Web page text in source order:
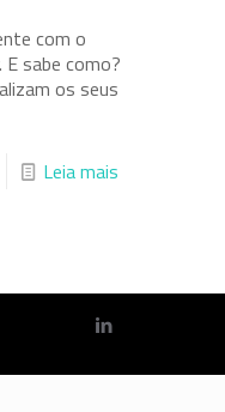
com o
sabe como?
os seus
Leia mais